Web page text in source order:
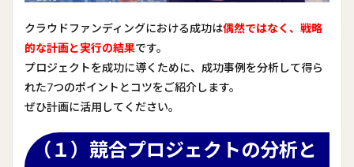
クラウドファンディングにおける成功は偶然ではなく、戦略
的な計画と実行の結果です。
プロジェクトを成功に導くために、成功事例を分析して得ら
れた7つのポイントとコツをご紹介します。
ぜひ計画に活用してください。
（１）競合プロジェクトの分析と